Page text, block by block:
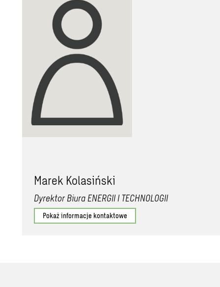
Marek Kolasiński
Dyrektor Biura ENERGII I TECHNOLOGII
Pokaż informacje kontaktowe